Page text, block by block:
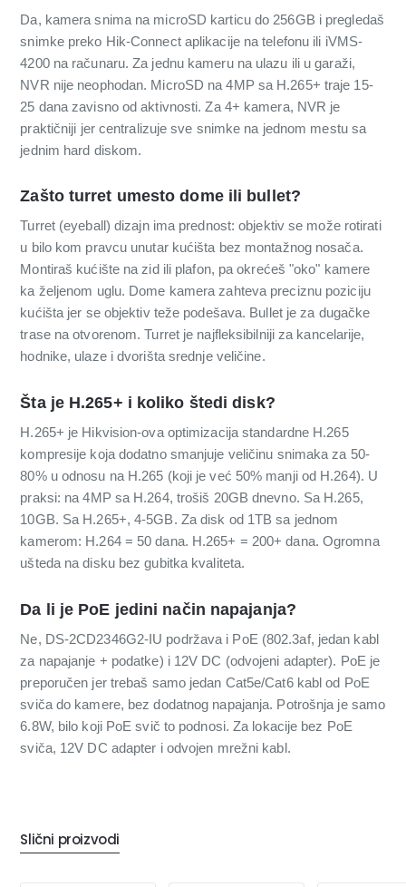
Da, kamera snima na microSD karticu do 256GB i pregledaš
snimke preko Hik-Connect aplikacije na telefonu ili iVMS-
4200 na računaru. Za jednu kameru na ulazu ili u garaži,
NVR nije neophodan. MicroSD na 4MP sa H.265+ traje 15-
25 dana zavisno od aktivnosti. Za 4+ kamera, NVR je
praktičniji jer centralizuje sve snimke na jednom mestu sa
jednim hard diskom.
Zašto turret umesto dome ili bullet?
Turret (eyeball) dizajn ima prednost: objektiv se može rotirati
u bilo kom pravcu unutar kućišta bez montažnog nosača.
Montiraš kućište na zid ili plafon, pa okrećeš "oko" kamere
ka željenom uglu. Dome kamera zahteva preciznu poziciju
kućišta jer se objektiv teže podešava. Bullet je za dugačke
trase na otvorenom. Turret je najfleksibilniji za kancelarije,
hodnike, ulaze i dvorišta srednje veličine.
Šta je H.265+ i koliko štedi disk?
H.265+ je Hikvision-ova optimizacija standardne H.265
kompresije koja dodatno smanjuje veličinu snimaka za 50-
80% u odnosu na H.265 (koji je već 50% manji od H.264). U
praksi: na 4MP sa H.264, trošiš 20GB dnevno. Sa H.265,
10GB. Sa H.265+, 4-5GB. Za disk od 1TB sa jednom
kamerom: H.264 = 50 dana. H.265+ = 200+ dana. Ogromna
ušteda na disku bez gubitka kvaliteta.
Da li je PoE jedini način napajanja?
Ne, DS-2CD2346G2-IU podržava i PoE (802.3af, jedan kabl
za napajanje + podatke) i 12V DC (odvojeni adapter). PoE je
preporučen jer trebaš samo jedan Cat5e/Cat6 kabl od PoE
sviča do kamere, bez dodatnog napajanja. Potrošnja je samo
6.8W, bilo koji PoE svič to podnosi. Za lokacije bez PoE
sviča, 12V DC adapter i odvojen mrežni kabl.
Slični proizvodi